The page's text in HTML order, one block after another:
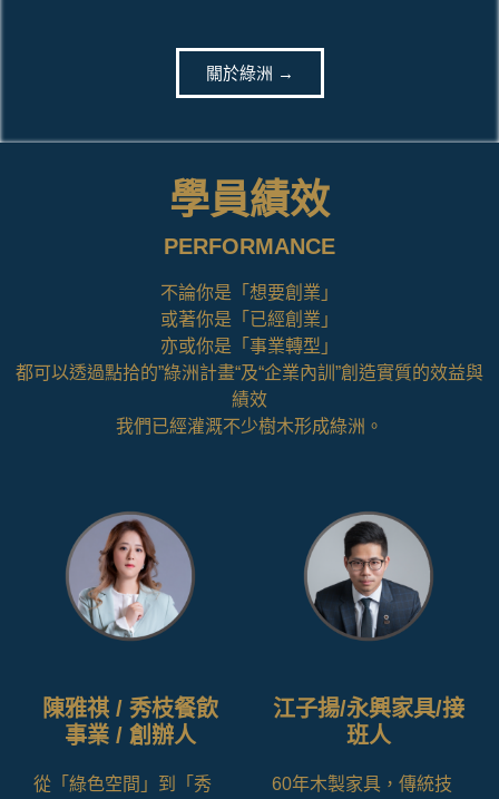
關於綠洲 →
學員績效
PERFORMANCE
不論你是「想要創業」
或著你是「已經創業」
亦或你是「事業轉型」
都可以透過點拾的”綠洲計畫“及“企業內訓”創造實質的效益與
績效
我們已經灌溉不少樹木形成綠洲。
陳雅祺 / 秀枝餐飲
事業 / 創辦人
從「綠色空間」到「秀
江子揚/永興家具/接
班人
60年木製家具，傳統技